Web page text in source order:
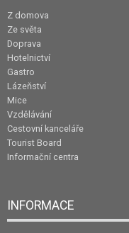
Z domova
Ze světa
Doprava
Hotelnictví
Gastro
Lázeňství
Mice
Vzdělávání
Cestovní kanceláře
Tourist Board
Informační centra
INFORMACE